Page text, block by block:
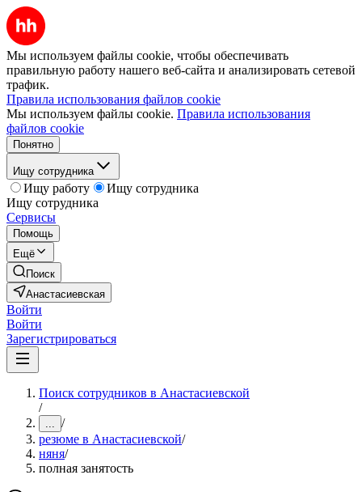
Мы используем файлы cookie, чтобы обеспечивать
правильную работу нашего веб-сайта и анализировать сетевой
трафик.
Правила использования файлов cookie
Мы используем файлы cookie. Правила использования
файлов cookie
Понятно
Ищу сотрудника
Ищу работу
Ищу сотрудника
Ищу сотрудника
Сервисы
Помощь
Ещё
Поиск
Анастасиевская
Войти
Войти
Зарегистрироваться
Поиск сотрудников в Анастасиевской
/
... /
резюме в Анастасиевской/
няня/
полная занятость